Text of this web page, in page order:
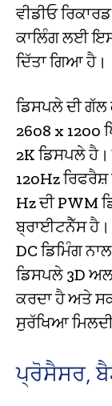
ਵੀਡੀਓ
ਕਾਲਿੰਗ ਲਈ
ਦਿੱਤਾ ਗਿਆ ਹੈ।
ਡਿਸਪਲੇ ਦੀ ਗੱਲ
2608 x 1200
2K ਡਿਸਪਲੇ
120Hz
Hz ਦੀ PWM
ਬ੍ਰਾਈਟਨੈੱਸ ਹੈ।
DC ਡਿਮਿੰਗ
ਡਿਸਪਲੇ 3D
ਕਰਦਾ ਹੈ ਅਤੇ
ਸੁਰੱਖਿਆ
ਪ੍ਰੋਸੈਸਰ,